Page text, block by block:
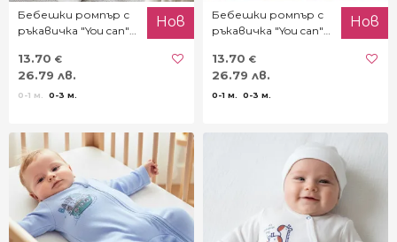
Бебешки ромпър с
ръкавичка "You can"
Нов
13.70 €
26.79 лв.
0-1 м. 0-3 м.
Бебешки ромпър с
ръкавичка "You can"
Нов
13.70 €
26.79 лв.
0-1 м. 0-3 м.